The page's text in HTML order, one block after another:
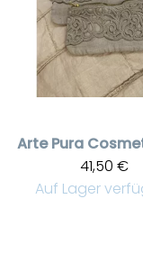
Arte Pura
41,50 €
Auf Lager